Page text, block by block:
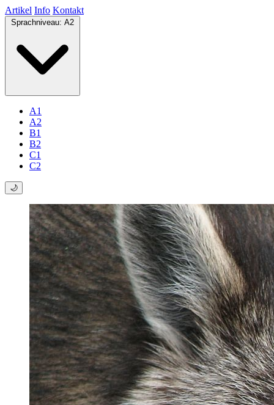
Artikel Info Kontakt
Sprachniveau: A2
A1
A2
B1
B2
C1
C2
🌙